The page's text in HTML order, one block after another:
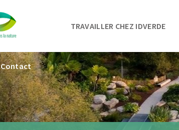
TRAVAILLER CHEZ IDVERDE
Contact